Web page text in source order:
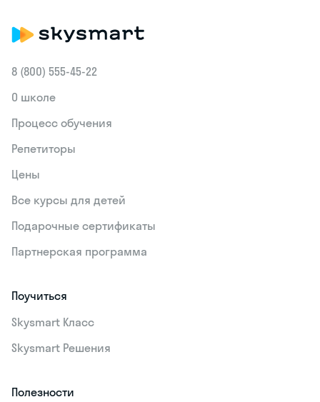
8 (800) 555‑45-22
О школе
Процесс обучения
Репетиторы
Цены
Все курсы для детей
Подарочные сертификаты
Партнерская программа
Поучиться
Skysmart Класс
Skysmart Решения
Полезности